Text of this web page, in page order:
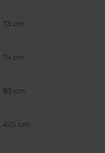
73 cm
74 cm
83 cm
47,5 cm